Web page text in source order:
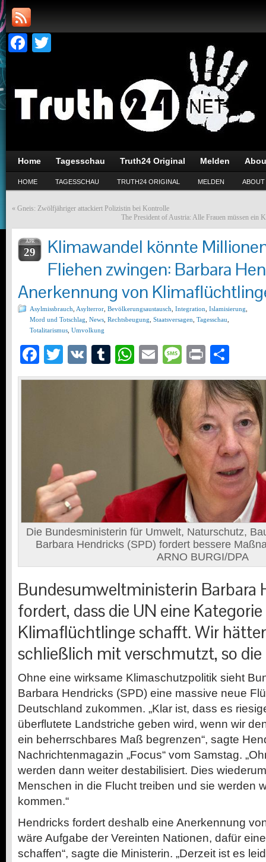
Facebook
Home Tagesschau Truth24 Original Melden
HOME TAGESSCHAU TRUTH24 ORIGINAL MELDEN ABOUT
« Gneis: Zwölfjähriger attackiert Polizistin bei Kontrolle
The President of Austria: Alle Frauen müssen ein
APR
29
Klimawandel könnte
Fliehen zwingen: Barbara
Anerkennung von
Asylmissbrauch Asylterror Bevölkerungsaustausch Integration Islamisierung
Mord und Totschlag News Rechtsbeugung Staatsversagen Tagesschau
Totalitarismus Umvolkung
Facebook
Twitter
VK Tumblr
WhatsApp
EmailMessage
Print
Die Bundesministerin für Umwelt, Naturschutz,
Barbara Hendricks (SPD) fordert bessere
ARNO BURGI/DPA
Bundesumweltministerin Barbara
fordert, dass die UN eine
Klimaflüchtlinge schafft. Wir
schließlich mit verschmutzt, so
Ohne eine wirksame Klimaschutzpolitik sieht
Barbara Hendricks (SPD) eine massive neue
Deutschland zukommen. „Klar ist, dass es
überflutete Landstriche geben wird, wenn wir
ein beherrschbares Maß begrenzen“, sagte
Nachrichtenmagazin „Focus“ vom Samstag.
werden dann weiter destabilisiert. Dies
Menschen in die Flucht treiben und sie werden
kommen.“
Hendricks fordert deshalb eine Anerkennung
wäre Aufgabe der Vereinten Nationen, dafür
schaffen“, sagte die Ministerin. „Derzeit ist es